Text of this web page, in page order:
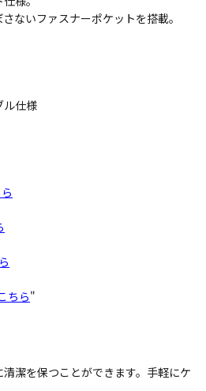
ないファスナーポケットを搭載。
ル仕様
ちら"
潔を保つことができます。手軽にケ